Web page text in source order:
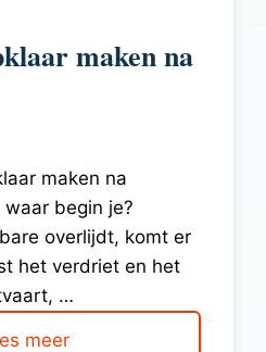
maken na
maken na
begin je?
overlijdt, komt er
het verdriet en het
…
meer